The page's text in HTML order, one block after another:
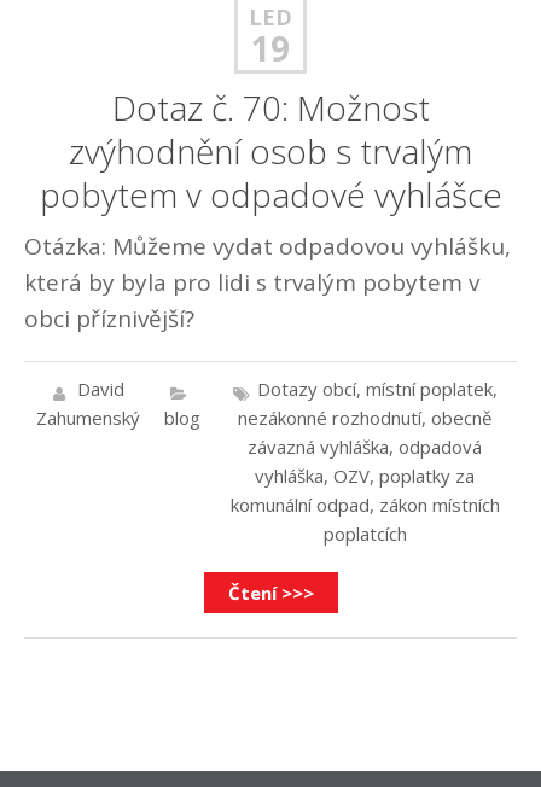
LED
19
Dotaz č. 70: Možnost
zvýhodnění osob s trvalým
pobytem v odpadové vyhlášce
Otázka: Můžeme vydat odpadovou vyhlášku,
která by byla pro lidi s trvalým pobytem v
obci příznivější?
David
Zahumenský
blog
Dotazy obcí, místní poplatek,
nezákonné rozhodnutí, obecně
závazná vyhláška, odpadová
vyhláška, OZV, poplatky za
komunální odpad, zákon místních
poplatcích
Čtení >>>